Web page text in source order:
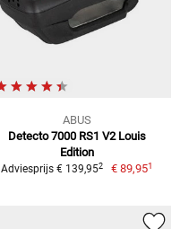
ABUS
Detecto 7000 RS1 V2 Louis
Edition
Adviesprijs € 139,952 € 89,951